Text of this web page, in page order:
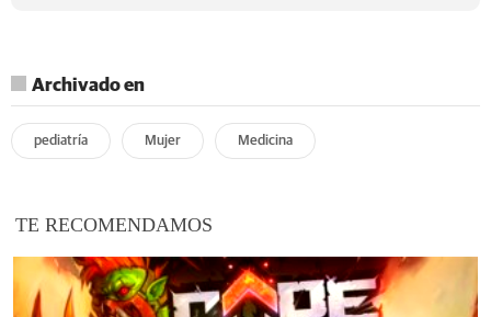
Archivado en
pediatría Mujer Medicina
TE RECOMENDAMOS